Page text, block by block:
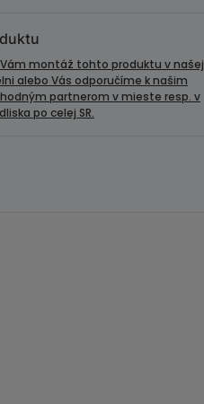
montáž tohto produktu v našej
alebo Vás odporučíme k našim
partnerom v mieste resp. v
po celej SR.